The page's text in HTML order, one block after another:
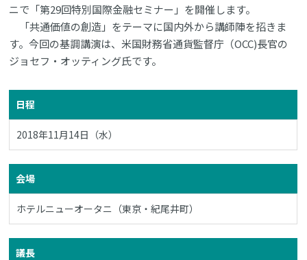
ニで「第29回特別国際金融セミナー」を開催します。
「共通価値の創造」をテーマに国内外から講師陣を招きま
す。今回の基調講演は、米国財務省通貨監督庁（OCC)長官の
ジョセフ・オッティング氏です。
日程
2018年11月14日（水）
会場
ホテルニューオータニ（東京・紀尾井町）
議長